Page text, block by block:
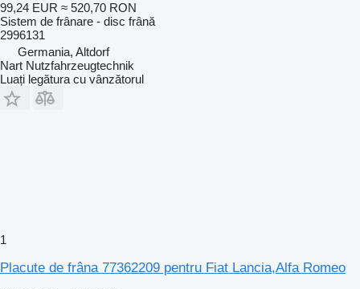
99,24 EUR ≈ 520,70 RON
Sistem de frânare - disc frână
2996131
Germania, Altdorf
Nart Nutzfahrzeugtechnik
Luați legătura cu vânzătorul
1
Placute de frâna 77362209 pentru Fiat Lancia,Alfa Romeo